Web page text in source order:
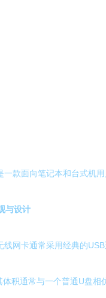
一款面向笔记本和台式机
与设计
线网卡通常采用经典的
体积通常与一个普通U盘